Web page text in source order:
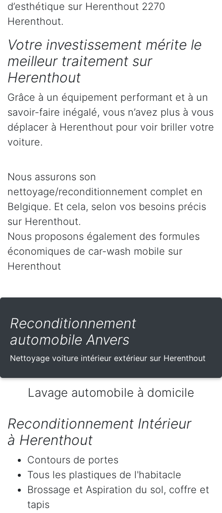
d’esthétique sur Herenthout 2270
Herenthout.
Votre investissement mérite le
meilleur traitement sur
Herenthout
Grâce à un équipement performant et à un
savoir-faire inégalé, vous n’avez plus à vous
déplacer à Herenthout pour voir briller votre
voiture.
Nous assurons son
nettoyage/reconditionnement complet en
Belgique. Et cela, selon vos besoins précis
sur Herenthout.
Nous proposons également des formules
économiques de car-wash mobile sur
Herenthout
Reconditionnement
automobile Anvers
Nettoyage voiture intérieur extérieur sur Herenthout
Lavage automobile à domicile
Reconditionnement Intérieur
à Herenthout
Contours de portes
Tous les plastiques de l'habitacle
Brossage et Aspiration du sol, coffre et
tapis